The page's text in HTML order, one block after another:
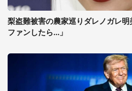
梨盗難被害の農家巡りダレノガレ
ファンしたら...」